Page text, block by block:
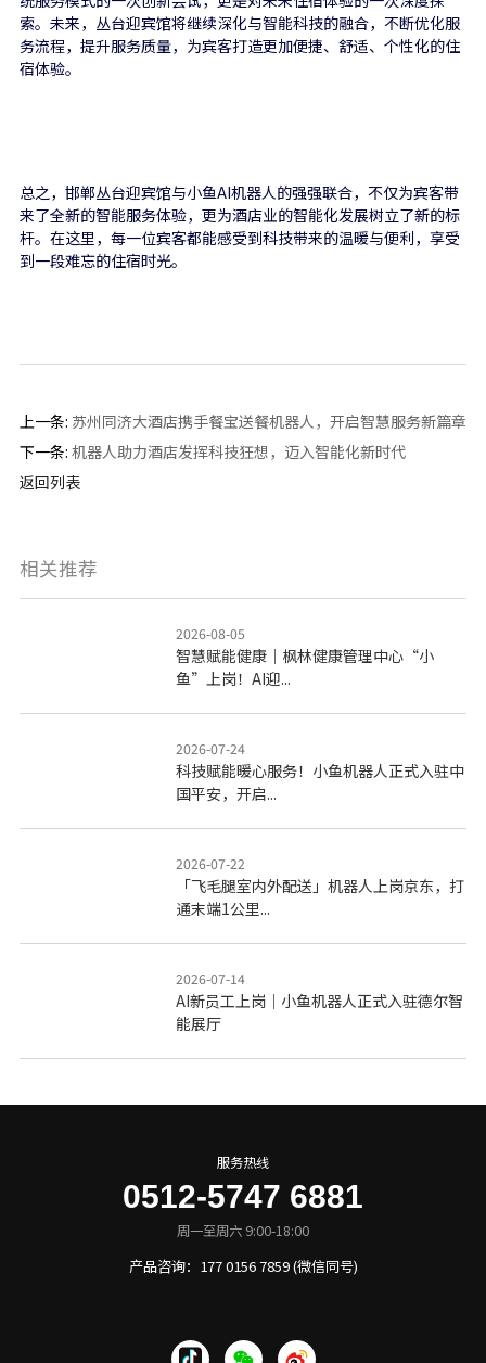
索。未来，丛台迎宾馆将继续深化与智能科技的融合，不断优化服
务流程，提升服务质量，为宾客打造更加便捷、舒适、个性化的住
宿体验。
总之，邯郸丛台迎宾馆与小鱼AI机器人的强强联合，不仅为宾客带
来了全新的智能服务体验，更为酒店业的智能化发展树立了新的标
杆。在这里，每一位宾客都能感受到科技带来的温暖与便利，享受
到一段难忘的住宿时光。
上一条: 苏州同济大酒店携手餐宝送餐机器人，开启智慧服务新篇章
下一条: 机器人助力酒店发挥科技狂想，迈入智能化新时代
返回列表
相关推荐
2026-08-05
智慧赋能健康｜枫林健康管理中心“小
鱼”上岗！AI迎...
2026-07-24
科技赋能暖心服务！小鱼机器人正式入驻中
国平安，开启...
2026-07-22
「飞毛腿室内外配送」机器人上岗京东，打
通末端1公里...
2026-07-14
AI新员工上岗｜小鱼机器人正式入驻德尔智
能展厅
服务热线
0512-5747 6881
周一至周六 9:00-18:00
产品咨询：177 0156 7859 (微信同号)